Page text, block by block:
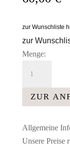
zur Wunschliste
zur
Menge:
silber
Menge
ZUR
Allgemeine
Unsere Preise